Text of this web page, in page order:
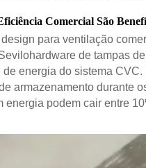
Comercial São
para ventilação
de tampas
energia do sistema
armazenamento durante
podem cair entre